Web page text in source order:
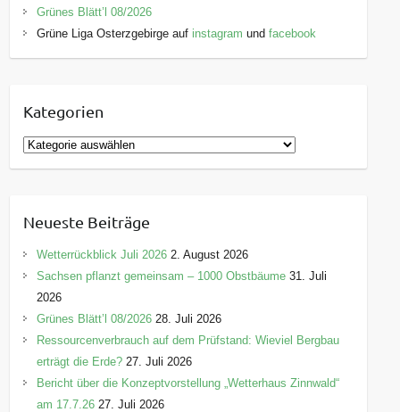
Grünes Blätt’l 08/2026
Grüne Liga Osterzgebirge auf instagram undfacebook
Kategorien
K
a
g
o
r
e
n
Neueste Beiträge
Wetterrückblick Juli 2026 2. August 2026
Sachsen pflanzt gemeinsam – 1000 Obstbäume 31. Juli
2026
Grünes Blätt’l 08/2026 28. Juli 2026
Ressourcenverbrauch auf dem Prüfstand: Wieviel Bergbau
erträgt die Erde? 27. Juli 2026
Bericht über die Konzeptvorstellung „Wetterhaus Zinnwald“
am 17.7.26 27. Juli 2026